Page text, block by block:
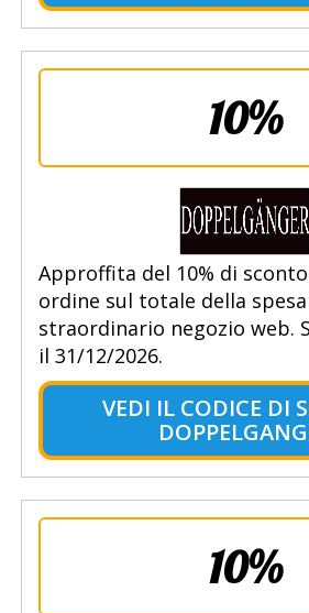
10%
Approffita del 10% di
ordine sul totale della
straordinario negozio web.
il 31/12/2026.
VEDI IL CODICE DI
10%